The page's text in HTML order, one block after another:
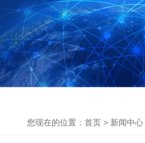
您现在的位置： 首页 > 新闻中心